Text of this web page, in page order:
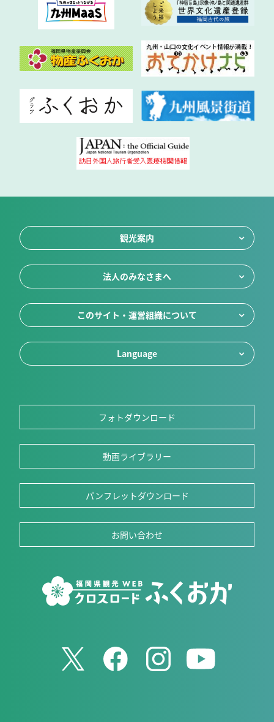
観光案内
法人のみなさまへ
このサイト・運営組織について
Language
フォトダウンロード
動画ライブラリー
パンフレットダウンロード
お問い合わせ